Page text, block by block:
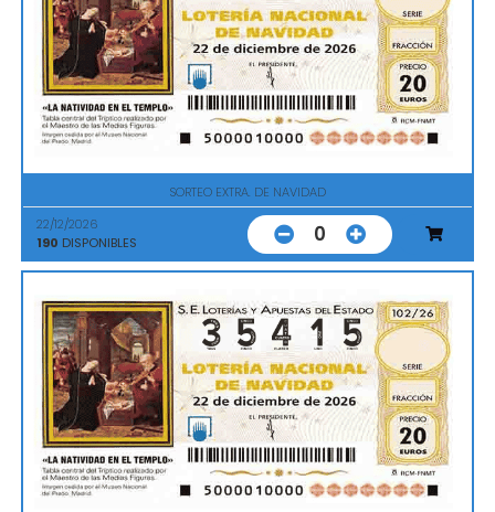
SORTEO EXTRA. DE NAVIDAD
22/12/2026
190 DISPONIBLES 0